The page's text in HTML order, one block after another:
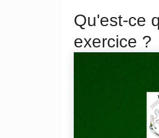
Qu'est-ce
exercice ?